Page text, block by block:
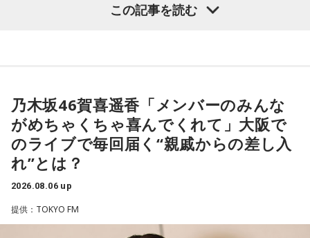
TCC Therapy Parkは「馬を救い、人を助ける」をコンセプト
に、競走馬として活躍した後、ケガやさまざまな事情によっ
て引退を余儀なくされた馬たちの新たな居場所を提供する施
設。引退後すぐに次の活躍先が決まらない馬たちの受け皿と
この記事を読む
乃木坂46賀喜遥香「メンバーのみんな
がめちゃくちゃ喜んでくれて」大阪で
のライブで毎回届く“親戚からの差し入
れ”とは？
2026.08.06 up
提供：TOKYO FM